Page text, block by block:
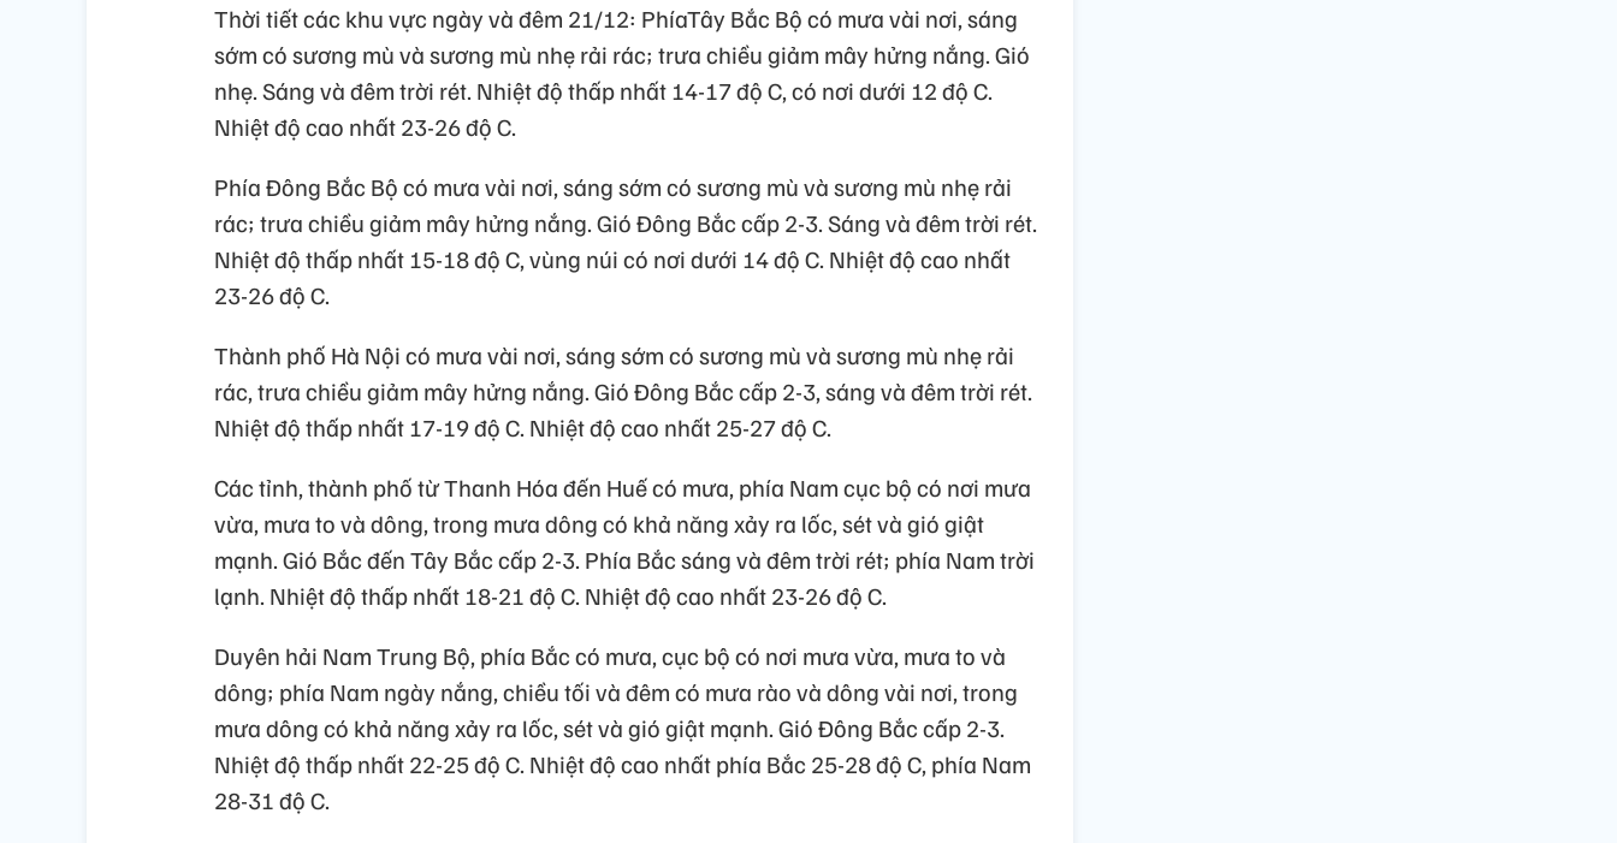
Thời tiết các khu vực ngày và đêm 21/12: PhíaTây Bắc Bộ có mưa vài nơi, sáng
sớm có sương mù và sương mù nhẹ rải rác; trưa chiều giảm mây hửng nắng. Gió
nhẹ. Sáng và đêm trời rét. Nhiệt độ thấp nhất 14-17 độ C, có nơi dưới 12 độ C.
Nhiệt độ cao nhất 23-26 độ C.
Phía Đông Bắc Bộ có mưa vài nơi, sáng sớm có sương mù và sương mù nhẹ rải
rác; trưa chiều giảm mây hửng nắng. Gió Đông Bắc cấp 2-3. Sáng và đêm trời rét.
Nhiệt độ thấp nhất 15-18 độ C, vùng núi có nơi dưới 14 độ C. Nhiệt độ cao nhất
23-26 độ C.
Thành phố Hà Nội có mưa vài nơi, sáng sớm có sương mù và sương mù nhẹ rải
rác, trưa chiều giảm mây hửng nắng. Gió Đông Bắc cấp 2-3, sáng và đêm trời rét.
Nhiệt độ thấp nhất 17-19 độ C. Nhiệt độ cao nhất 25-27 độ C.
Các tỉnh, thành phố từ Thanh Hóa đến Huế có mưa, phía Nam cục bộ có nơi mưa
vừa, mưa to và dông, trong mưa dông có khả năng xảy ra lốc, sét và gió giật
mạnh. Gió Bắc đến Tây Bắc cấp 2-3. Phía Bắc sáng và đêm trời rét; phía Nam trời
lạnh. Nhiệt độ thấp nhất 18-21 độ C. Nhiệt độ cao nhất 23-26 độ C.
Duyên hải Nam Trung Bộ, phía Bắc có mưa, cục bộ có nơi mưa vừa, mưa to và
dông; phía Nam ngày nắng, chiều tối và đêm có mưa rào và dông vài nơi, trong
mưa dông có khả năng xảy ra lốc, sét và gió giật mạnh. Gió Đông Bắc cấp 2-3.
Nhiệt độ thấp nhất 22-25 độ C. Nhiệt độ cao nhất phía Bắc 25-28 độ C, phía Nam
28-31 độ C.